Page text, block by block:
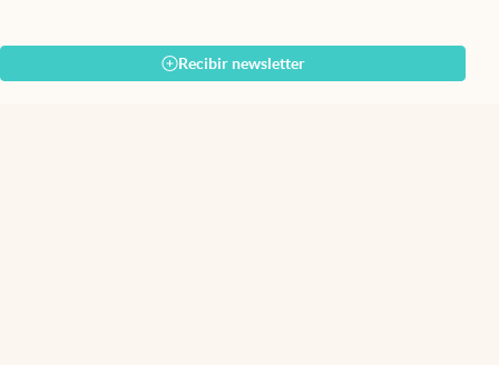
Recibir newsletter